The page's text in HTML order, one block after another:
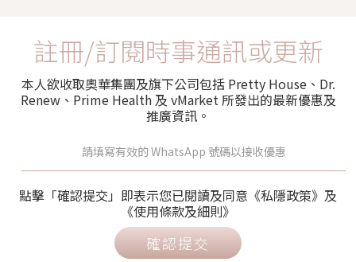
註冊/訂閱時事通訊或更新
本人欲收取奧華集團及旗下公司包括 Pretty House、Dr.
Renew、Prime Health 及 vMarket 所發出的最新優惠及
推廣資訊。
點擊「確認提交」即表示您已閱讀及同意《私隱政策》及
《使用條款及細則》
確認提交